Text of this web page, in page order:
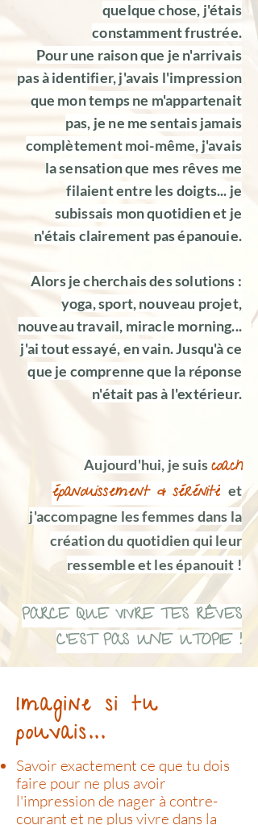
quelque chose, j'étais
constamment frustrée.
Pour une raison que je n'arrivais
pas à identifier, j'avais l'impression
que mon temps ne m'appartenait
pas, je ne me sentais jamais
complètement moi-même, j'avais
la sensation que mes rêves me
filaient entre les doigts... je
subissais mon quotidien et je
n'étais clairement pas épanouie.
Alors je cherchais des solutions :
yoga, sport, nouveau projet,
nouveau travail, miracle morning...
j'ai tout essayé, en vain. Jusqu'à ce
que je comprenne que la réponse
n'était pas à l'extérieur.
Aujourd'hui, je suiscoach
épanouissement & sérénité et
j'accompagne les femmes dans la
création du quotidien qui leur
ressemble et les épanouit !
PARCE QUE VIVRE TES RÊVES
C'EST PAS UNE UTOPIE !
Imagine si tu
pouvais...
Savoir exactement ce que tu dois
faire pour ne plus avoir
l'impression de nager à contre-
courant et ne plus vivre dans la